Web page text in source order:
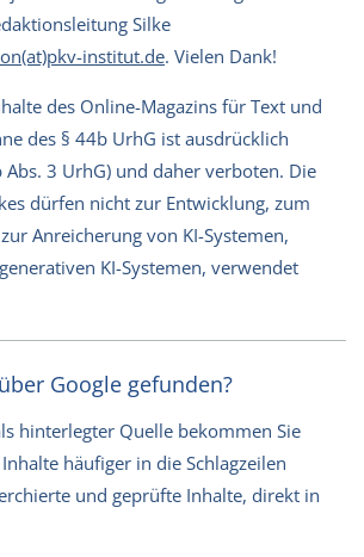
Silke
institut.de. Vielen Dank!
des Online-Magazins für Text und
des § 44b UrhG ist ausdrücklich
3 UrhG) und daher verboten. Die
dürfen nicht zur Entwicklung, zum
Anreicherung von KI-Systemen,
KI-Systemen, verwendet
Google gefunden?
hinterlegter Quelle bekommen Sie
häufiger in die Schlagzeilen
und geprüfte Inhalte, direkt in